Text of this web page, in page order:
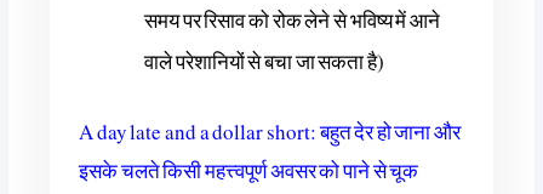
समय पर रिसाव को रोक लेने से भविष्य में आने
वाले परेशानियों से बचा जा सकता है)
A day late and a dollar short: बहुत देर हो जाना और
इसके चलते किसी महत्त्वपूर्ण अवसर को पाने से चूक